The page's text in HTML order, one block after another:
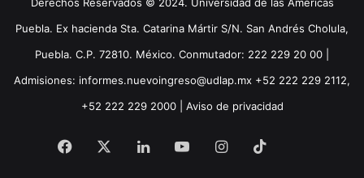
Puebla. Ex hacienda Sta. Catarina Mártir S/N. San Andrés Cholula,
Puebla. C.P. 72810. México. Conmutador: 222 229 20 00 |
Admisiones: informes.nuevoingreso@udlap.mx +52 222 229 2112,
+52 222 229 2000 | Aviso de privacidad
Facebook LinkedInYouTubeInstagram